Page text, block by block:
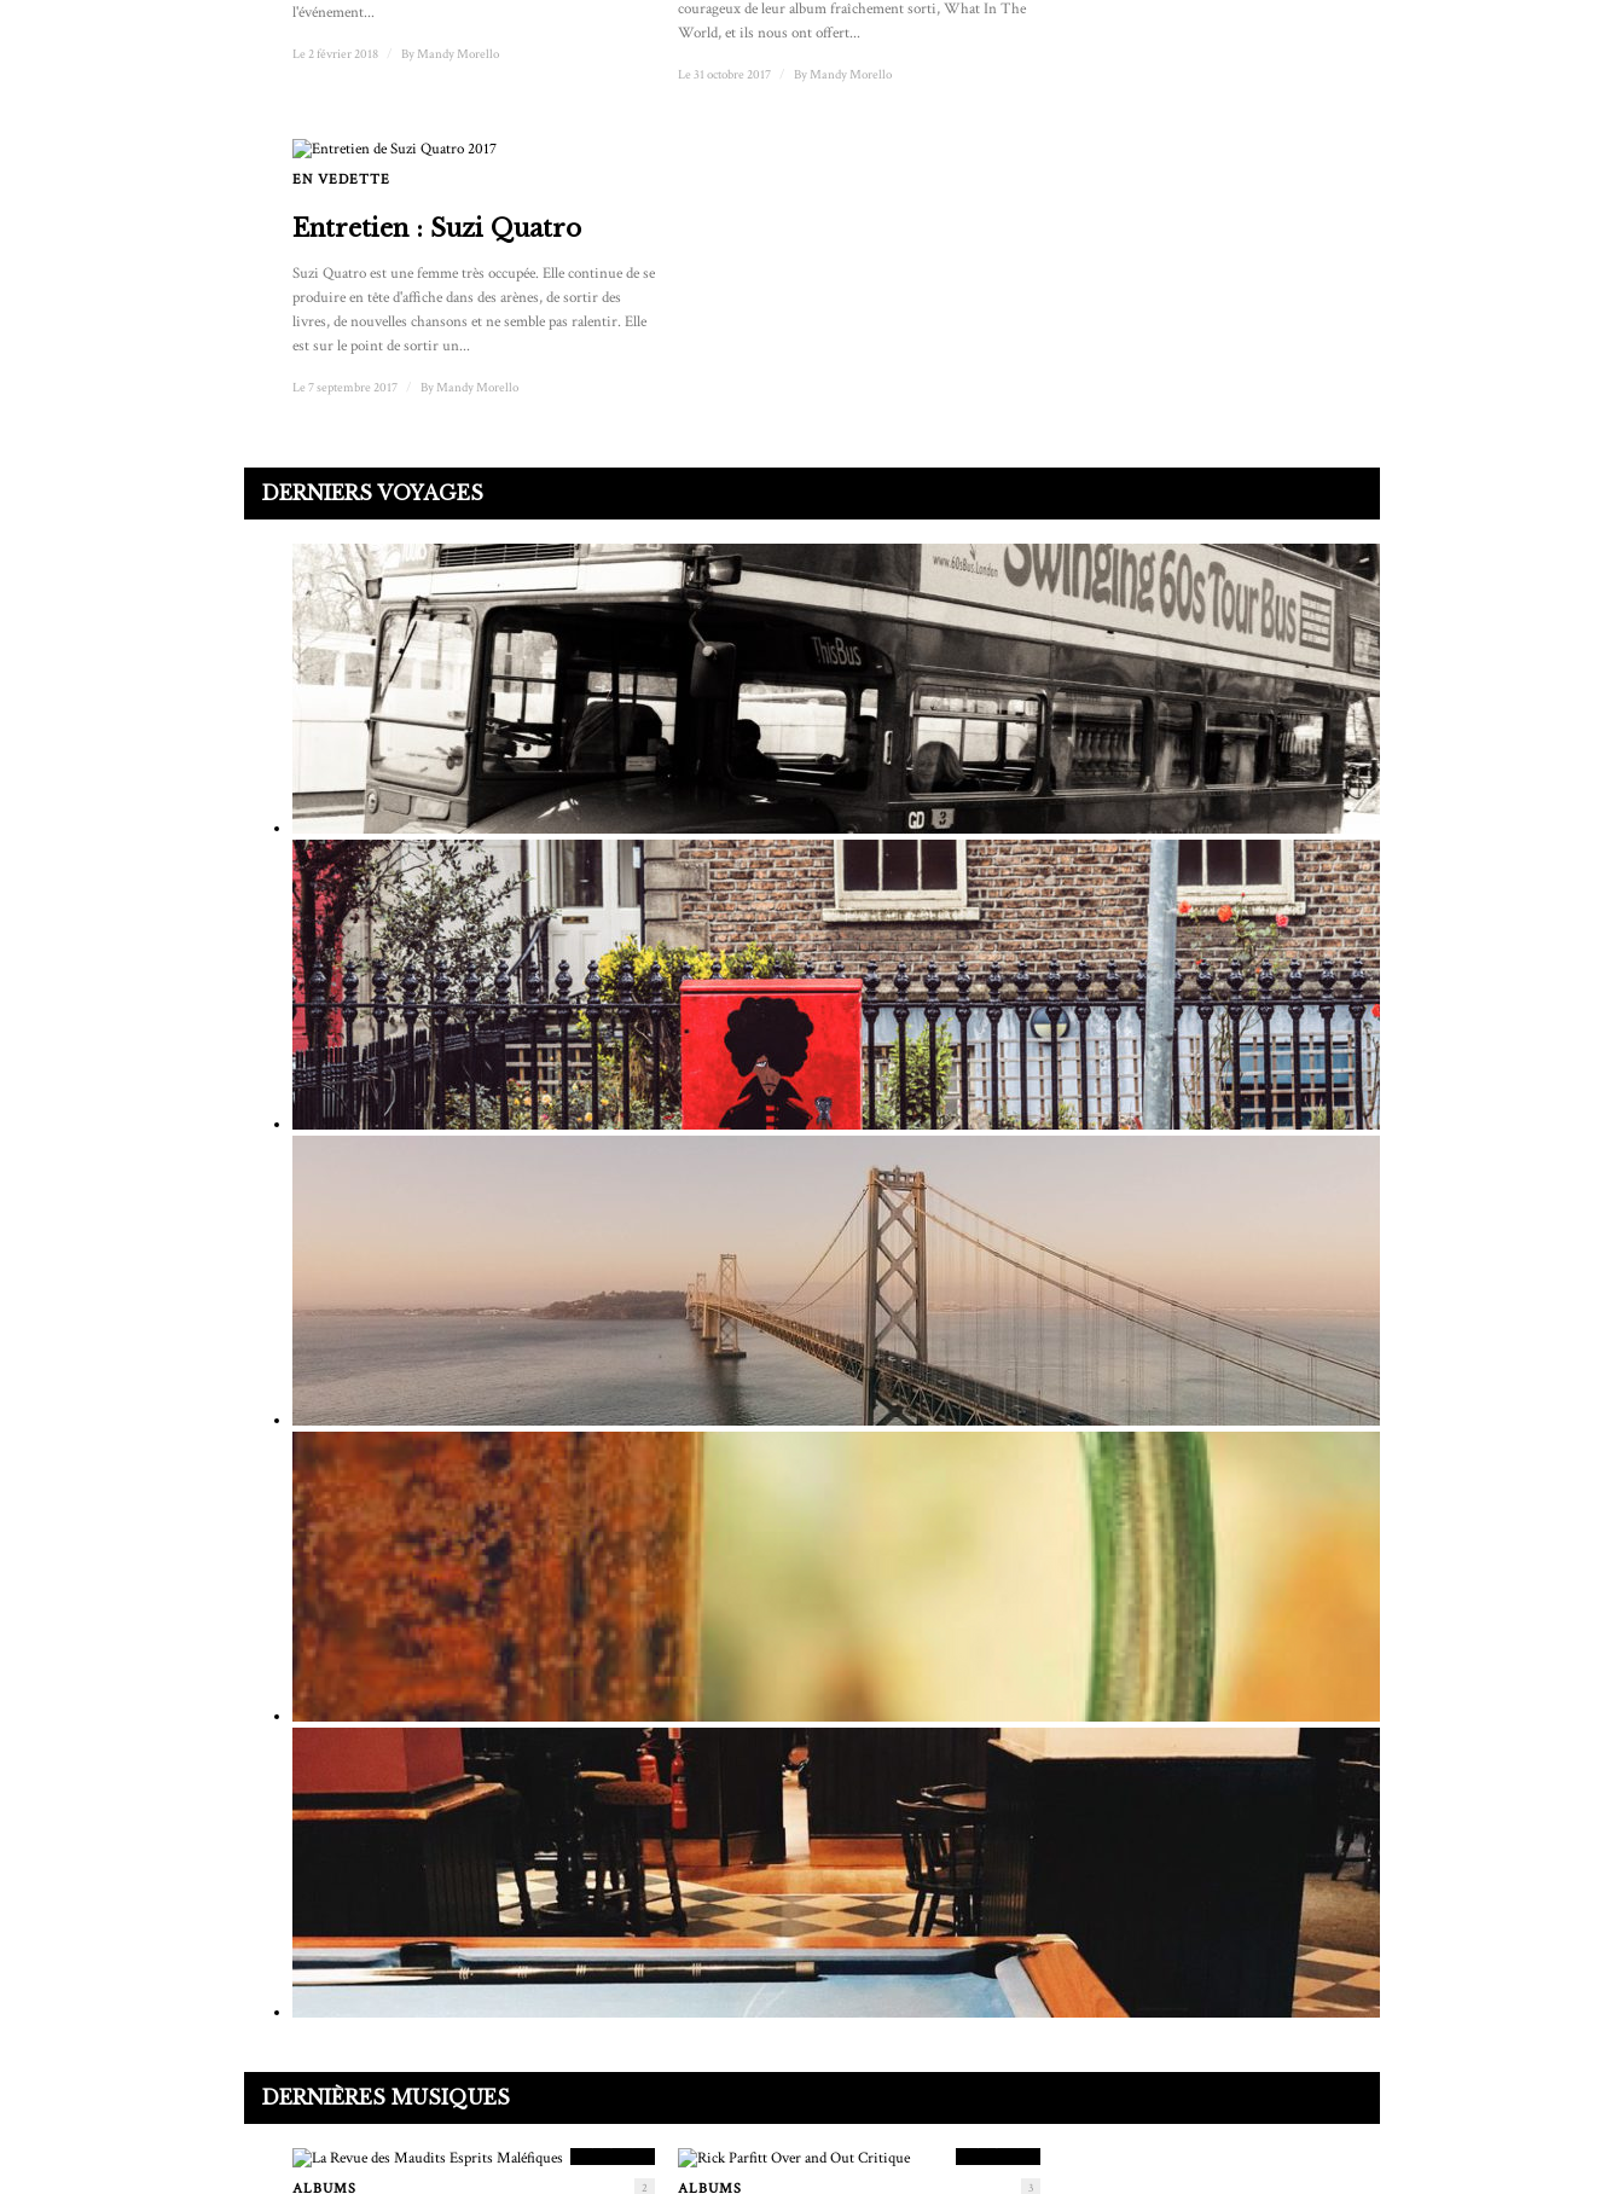
l'événement...
Le 2 février 2018 By Mandy Morello
courageux de leur album fraîchement sorti, What In The
World, et ils nous ont offert...
Le 31 octobre 2017 By Mandy Morello
EN VEDETTE
Entretien : Suzi Quatro
Suzi Quatro est une femme très occupée. Elle continue de se
produire en tête d'affiche dans des arènes, de sortir des
livres, de nouvelles chansons et ne semble pas ralentir. Elle
est sur le point de sortir un...
Le 7 septembre 2017 By Mandy Morello
DERNIERS VOYAGES
DERNIÈRES MUSIQUES
SCORE
ALBUMS 2
SCORE
ALBUMS 3